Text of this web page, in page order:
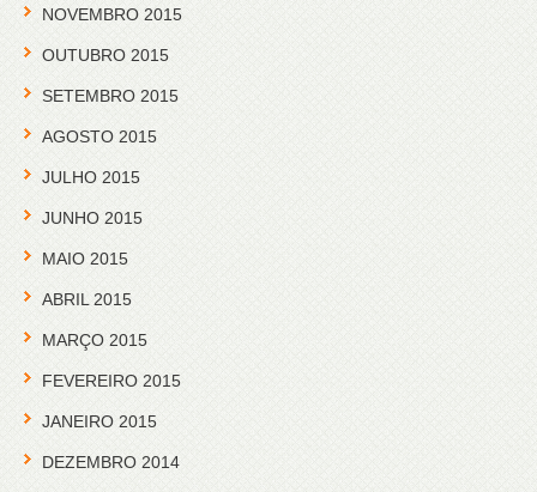
NOVEMBRO 2015
OUTUBRO 2015
SETEMBRO 2015
AGOSTO 2015
JULHO 2015
JUNHO 2015
MAIO 2015
ABRIL 2015
MARÇO 2015
FEVEREIRO 2015
JANEIRO 2015
DEZEMBRO 2014